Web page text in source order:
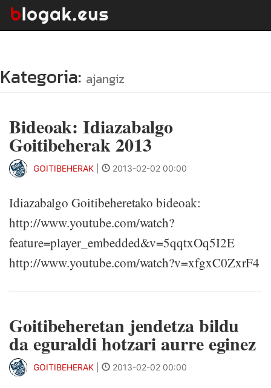
Kategoria: ajangiz
Bideoak: Idiazabalgo
Goitibeherak 2013
GOITIBEHERAK 2013-02-02 00:00
Idiazabalgo Goitibeheretako bideoak:
http://www.youtube.com/watch?
feature=player_embedded&v=5qqtxOq5I2E
http://www.youtube.com/watch?v=xfgxC0ZxrF4
Goitibeheretan jendetza bildu
da eguraldi hotzari aurre eginez
GOITIBEHERAK 2013-02-02 00:00